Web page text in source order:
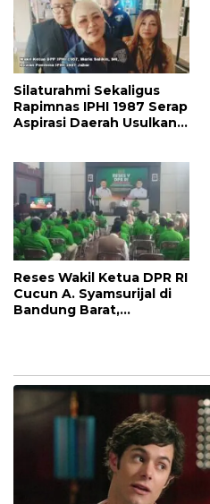
Silaturahmi Sekaligus
Rapimnas IPHI 1987 Serap
Aspirasi Daerah Usulkan
Reses Wakil Ketua DPR RI
Cucun A. Syamsurijal di
Bandung Barat,
Bedah Rumah